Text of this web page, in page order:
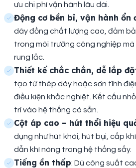
ưu chi phí vận hành lâu dài.
Động cơ bền bỉ, vận hành ổn
dây đồng chất lượng cao, đảm
trong môi trường công nghiệp
rung lắc.
Thiết kế chắc chắn, dễ lắp
tạo từ thép dày hoặc sơn tĩnh
điều kiện khắc nghiệt. Kết cấu
trí vào hệ thống có sẵn.
Cột áp cao – hút thổi hiệu
dụng như hút khói, hút bụi, cấp
dẫn khí nóng trong hệ thống sấy.
Tiếng ồn thấp: Dù công suất